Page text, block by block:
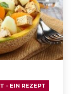
- EIN REZEPT